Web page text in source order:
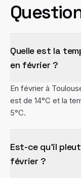
Quelle est la
en février ?
En février à
est de 14°C et la
5°C.
Est-ce qu'il
février ?